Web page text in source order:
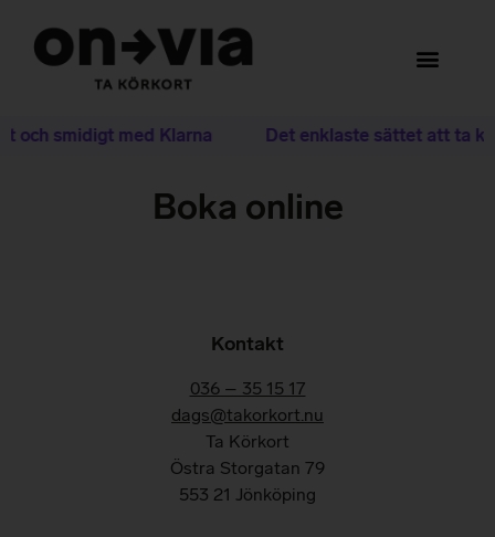
och smidigt med Klarna Det enklaste sättet att ta
Boka online
Kontakt
036 – 35 15 17
dags@takorkort.nu
Ta Körkort
Östra Storgatan 79
553 21 Jönköping